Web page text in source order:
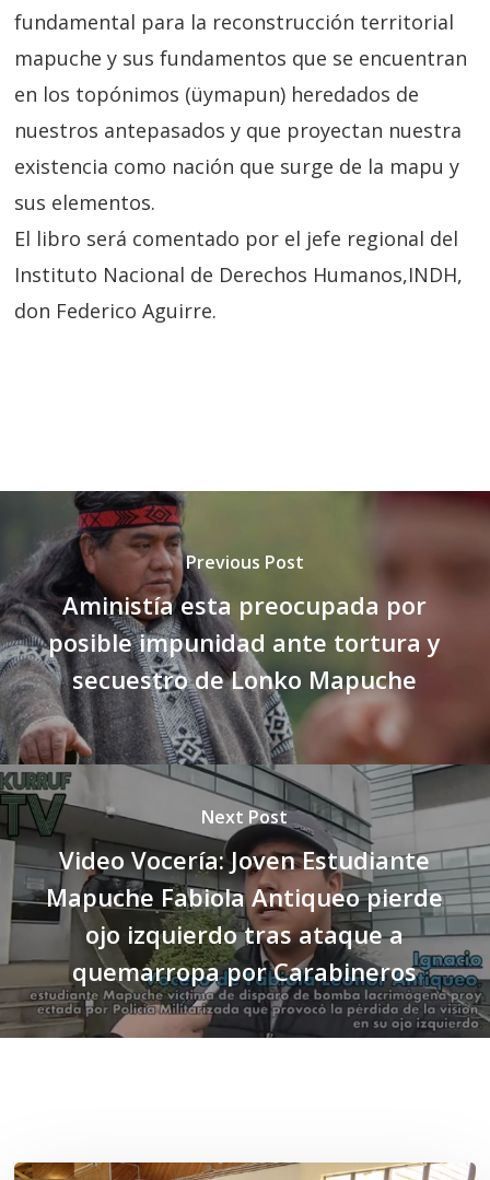
fundamental para la reconstrucción territorial
mapuche y sus fundamentos que se encuentran
en los topónimos (üymapun) heredados de
nuestros antepasados y que proyectan nuestra
existencia como nación que surge de la mapu y
sus elementos.
El libro será comentado por el jefe regional del
Instituto Nacional de Derechos Humanos,INDH,
don Federico Aguirre.
Previous Post
Aministía esta preocupada por
posible impunidad ante tortura y
secuestro de Lonko Mapuche
Next Post
Video Vocería: Joven Estudiante
Mapuche Fabiola Antiqueo pierde
ojo izquierdo tras ataque a
quemarropa por Carabineros